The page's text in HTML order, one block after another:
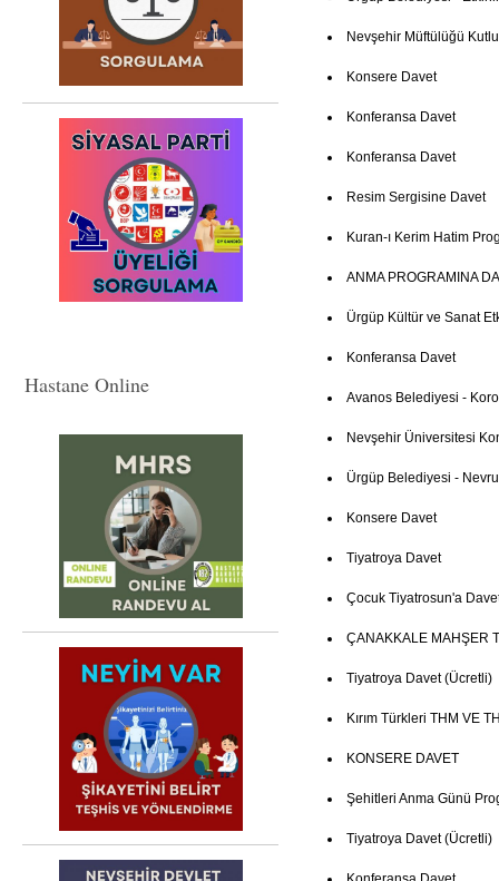
Hastane Online
Nevşehir Müftülüğü
Konsere Davet
Konferansa Davet
Konferansa Davet
Resim Sergisine Davet
Kuran-ı Kerim Hatim
ANMA PROGRAMINA
Ürgüp Kültür ve Sanat
Konferansa Davet
Avanos Belediyesi -
Nevşehir Üniversitesi
Ürgüp Belediyesi -
Konsere Davet
Tiyatroya Davet
Çocuk Tiyatrosun'a
ÇANAKKALE MAHŞER
Tiyatroya Davet (Ücretli)
Kırım Türkleri THM VE
KONSERE DAVET
Şehitleri Anma Günü
Tiyatroya Davet (Ücretli)